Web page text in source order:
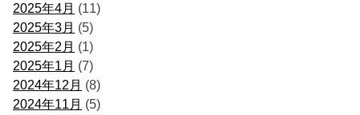
2025年4月 (11)
2025年3月 (5)
2025年2月 (1)
2025年1月 (7)
2024年12月 (8)
2024年11月 (5)